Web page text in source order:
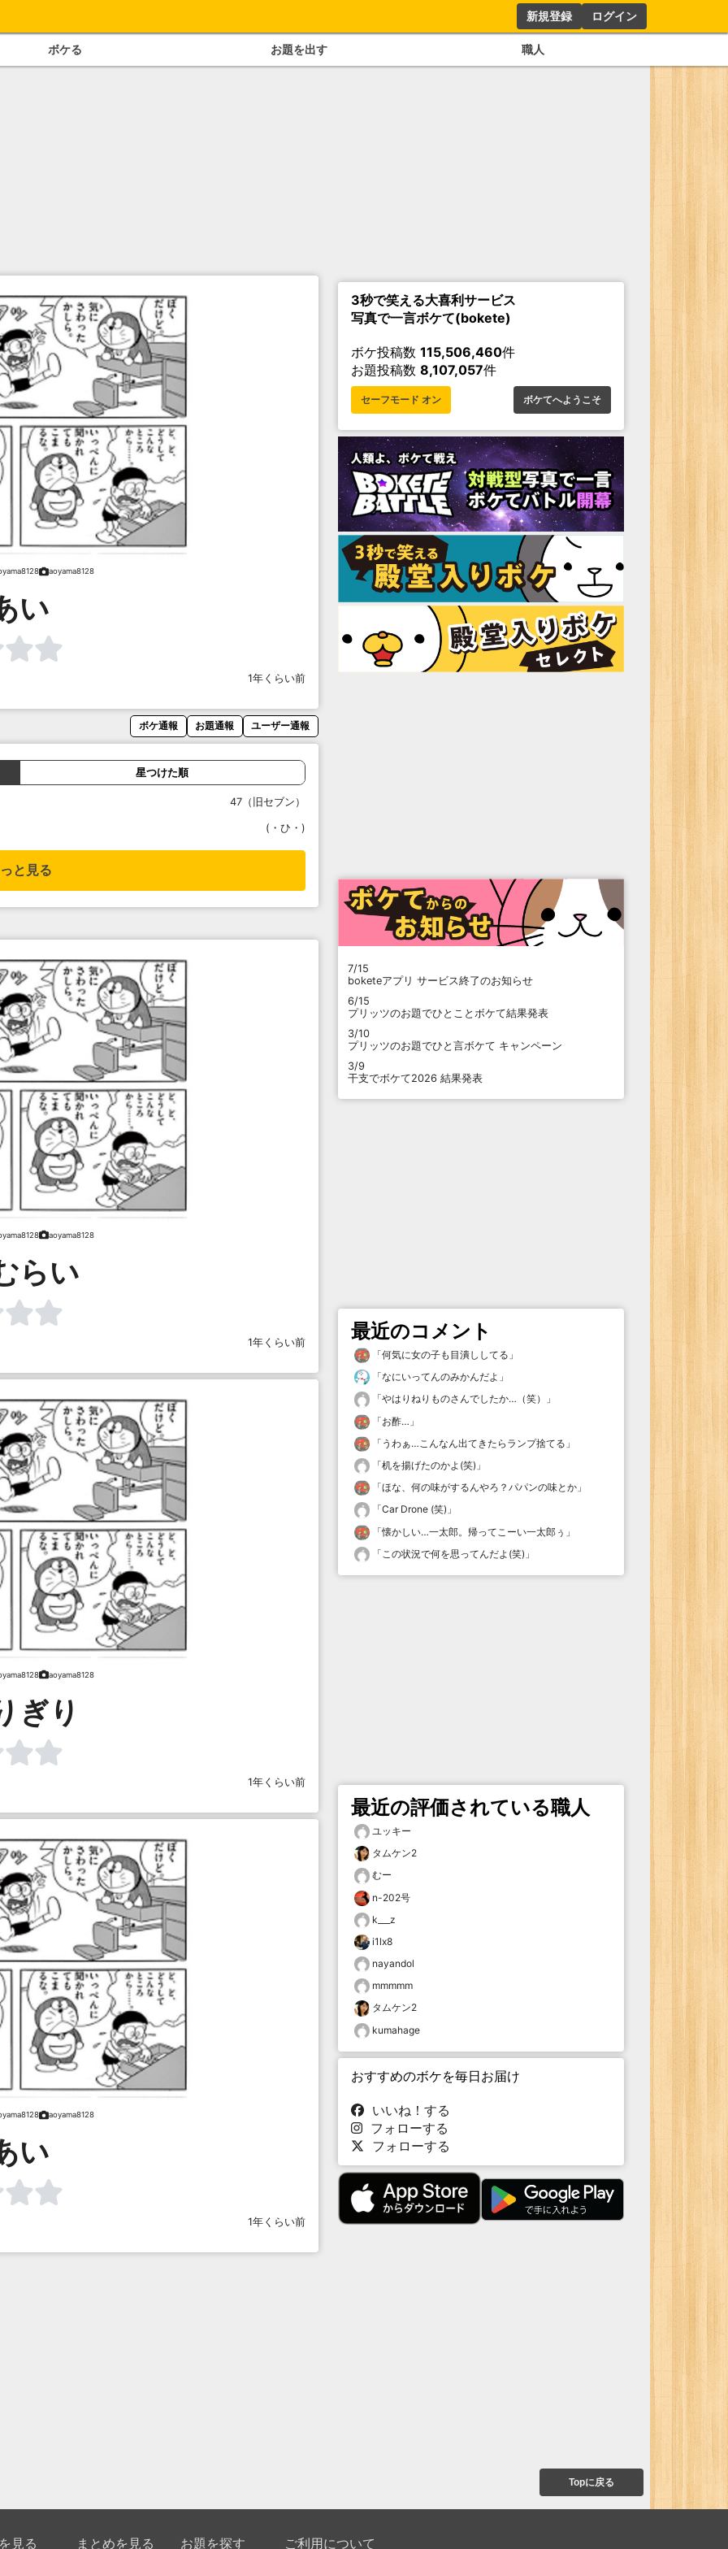
新規登録 ログイン
ボケる お題を出す 職人
aoyama8128
い
1年くらい前
ボケ通報 お題通報 ユーザー通報
星つけた順
47（旧セブン）
(・ひ・)
と見る
aoyama8128
らい
1年くらい前
aoyama8128
ぎり
1年くらい前
aoyama8128
い
1年くらい前
3秒で笑える大喜利サービス
写真で一言ボケて(bokete)
ボケ投稿数 115,506,460件
お題投稿数 8,107,057件
セーフモード オン ボケてへようこそ
7/15
boketeアプリ サービス終了のお知らせ
6/15
プリッツのお題でひとことボケて結果発表
3/10
プリッツのお題でひと言ボケて キャンペーン
3/9
干支でボケて2026 結果発表
最近のコメント
「何気に女の子も目潰ししてる 」
「なにいってんのみかんだよ 」
「やはりねりものさんでしたか…（笑）
」
「お酢… 」
「 うわぁ…こんなん出てきたらランプ捨てる 」
「机を揚げたのかよ(笑) 」
「ほな、何の味がするんやろ？パパンの味とか 」
「Car Drone (笑) 」
「懐かしい…一太郎。帰ってこーい一太郎ぅ 」
「 この状況で何を思ってんだよ(笑) 」
最近の評価されている職人
ユッキー
タムケン2
むー
n-202号
k___z
i1lx8
nayandol
mmmmm
タムケン2
kumahage
おすすめのボケを毎日お届け
いいね！する
フォローする
フォローする
Topに戻る
見る まとめを見る お題を探す ご利用について